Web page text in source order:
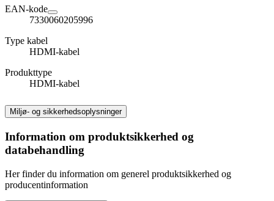
EAN-kode
7330060205996
Type kabel
HDMI-kabel
Produkttype
HDMI-kabel
Miljø- og sikkerhedsoplysninger
Information om produktsikkerhed og
databehandling
Her finder du information om generel produktsikkerhed og
producentinformation